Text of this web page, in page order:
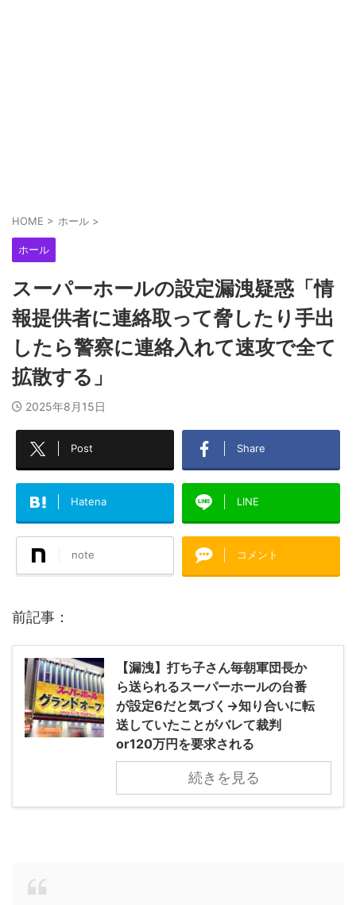
HOME > ホール >
ホール
スーパーホールの設定漏洩疑惑「情
報提供者に連絡取って脅したり手出
したら警察に連絡入れて速攻で全て
拡散する」
2025年8月15日
Post Share
Hatena LINE
note コメント
前記事：
【漏洩】打ち子さん毎朝軍団長か
ら送られるスーパーホールの台番
が設定6だと気づく→知り合いに転
送していたことがバレて裁判
or120万円を要求される
続きを見る